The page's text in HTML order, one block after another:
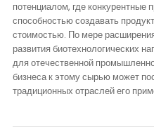
потенциалом, где
способностью создавать
стоимостью. По мере
развития биотехнологических
для отечественной
бизнеса к этому сырью может
традиционных отраслей его